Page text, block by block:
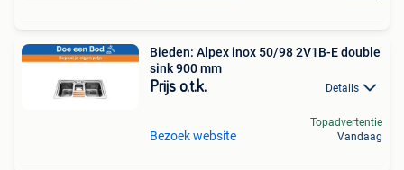
Bieden: Alpex inox 50/98 2V1B-E double
sink 900 mm
Prijs o.t.k. Details
Bezoek website
Topadvertentie
Vandaag